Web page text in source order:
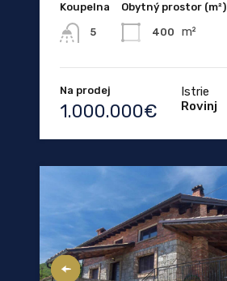
Koupelna
5
Obytný prostor (m²)
400 m²
Na prodej
1.000.000€
Istrie
Rovinj